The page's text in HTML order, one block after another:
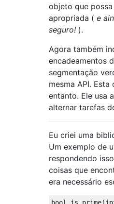
objeto que
apropriada ( e
seguro! ).
Agora também
encadeamentos
segmentação
mesma API. Esta
entanto. Ele usa a
alternar tarefas
Eu criei uma
Um exemplo de
respondendo
coisas que
era necessário
bool is_prime(